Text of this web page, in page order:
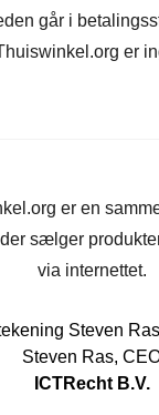
går i
er
er en
sælger
via internettet.
Steven Ras,
ICTRecht B.V.